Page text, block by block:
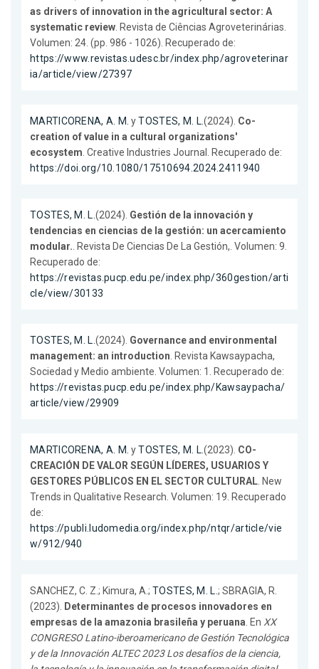
as drivers of innovation in the agricultural sector: A
systematic review. Revista de Ciências Agroveterinárias.
Volumen: 24. (pp. 986 - 1026). Recuperado de:
https://www.revistas.udesc.br/index.php/agroveterinar
ia/article/view/27397
MARTICORENA, A. M. yTOSTES, M. L.(2024). Co-
creation of value in a cultural organizations'
ecosystem. Creative Industries Journal. Recuperado de:
https://doi.org/10.1080/17510694.2024.2411940
TOSTES, M. L.(2024). Gestión de la innovación y
tendencias en ciencias de la gestión: un acercamiento
modular.. Revista De Ciencias De La Gestión,. Volumen: 9.
Recuperado de:
https://revistas.pucp.edu.pe/index.php/360gestion/arti
cle/view/30133
TOSTES, M. L.(2024). Governance and environmental
management: an introduction. Revista Kawsaypacha,
Sociedad y Medio ambiente. Volumen: 1. Recuperado de:
https://revistas.pucp.edu.pe/index.php/Kawsaypacha/
article/view/29909
MARTICORENA, A. M. yTOSTES, M. L.(2023). CO-
CREACIÓN DE VALOR SEGÚN LÍDERES, USUARIOS Y
GESTORES PÚBLICOS EN EL SECTOR CULTURAL. New
Trends in Qualitative Research. Volumen: 19. Recuperado
de:
https://publi.ludomedia.org/index.php/ntqr/article/vie
w/912/940
SANCHEZ, C. Z.; Kimura, A.; TOSTES, M. L.; SBRAGIA, R.
(2023). Determinantes de procesos innovadores en
empresas de la amazonia brasileña y peruana. En XX
CONGRESO Latino-iberoamericano de Gestión Tecnológica
y de la Innovación ALTEC 2023 Los desafíos de la ciencia,